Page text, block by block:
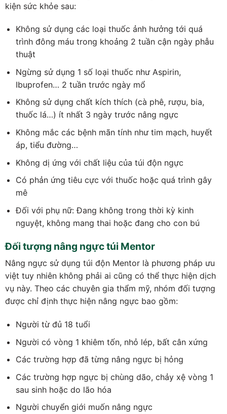
kiện sức khỏe sau:
Không sử dụng các loại thuốc ảnh hưởng tới quá
trình đông máu trong khoảng 2 tuần cận ngày phẫu
thuật
Ngừng sử dụng 1 số loại thuốc như Aspirin,
Ibuprofen… 2 tuần trước ngày mổ
Không sử dụng chất kích thích (cà phê, rượu, bia,
thuốc lá…) ít nhất 3 ngày trước nâng ngực
Không mắc các bệnh mãn tính như tim mạch, huyết
áp, tiểu đường…
Không dị ứng với chất liệu của túi độn ngực
Có phản ứng tiêu cực với thuốc hoặc quá trình gây
mê
Đối với phụ nữ: Đang không trong thời kỳ kinh
nguyệt, không mang thai hoặc đang cho con bú
Đối tượng nâng ngực túi Mentor
Nâng ngực sử dụng túi độn Mentor là phương pháp ưu
việt tuy nhiên không phải ai cũng có thể thực hiện dịch
vụ này. Theo các chuyên gia thẩm mỹ, nhóm đối tượng
được chỉ định thực hiện nâng ngực bao gồm:
Người từ đủ 18 tuổi
Người có vòng 1 khiêm tốn, nhỏ lép, bất cân xứng
Các trường hợp đã từng nâng ngực bị hỏng
Các trường hợp ngực bị chùng dão, chảy xệ vòng 1
sau sinh hoặc do lão hóa
Người chuyển giới muốn nâng ngực